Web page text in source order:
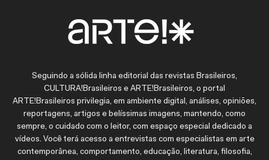
Seguindo a sólida linha editorial das revistas Brasileiros,
CULTURA!Brasileiros e ARTE!Brasileiros, o portal
ARTE!Brasileiros privilegia, em ambiente digital, análises, opiniões,
reportagens, artigos e belíssimas imagens, mantendo, como
sempre, o cuidado com o leitor, com espaço especial dedicado a
vídeos. Você terá acesso a entrevistas com especialistas em arte
contemporânea, comportamento, educação, literatura, filosofia,